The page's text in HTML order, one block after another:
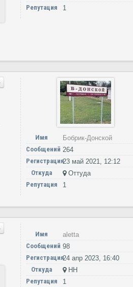
Репутация
1
Имя
Бобрик-Донской
Сообщений 264
Регистрация23 май 2021, 12:12
Откуда
Оттуда
Репутация
1
Имя
aletta
Сообщений 98
Регистрация24 апр 2023, 16:40
Откуда
НН
Репутация
1